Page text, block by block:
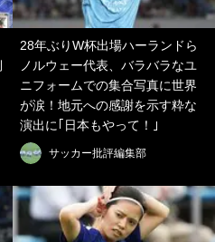
28年ぶりW杯出場ハーランドら
ノルウェー代表、バラバラなユ
ニフォームでの集合写真に世界
が涙！地元への感謝を示す粋な
演出に｢日本もやって！｣
サッカー批評編集部